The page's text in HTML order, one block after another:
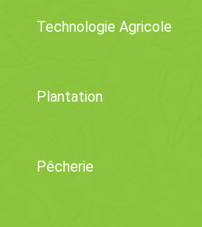
Technologie Agricole
Plantation
Pêcherie